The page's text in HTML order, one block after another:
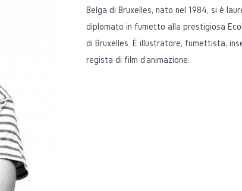
Belga di Bruxelles, nato nel 1984, si è
diplomato in fumetto alla prestigiosa
di Bruxelles. È illustratore, fumettista,
regista di film d'animazione.